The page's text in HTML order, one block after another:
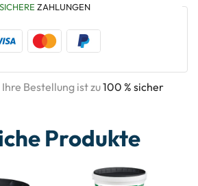
SICHERE ZAHLUNGEN
Bestellung ist zu100 % sicher
Produkte